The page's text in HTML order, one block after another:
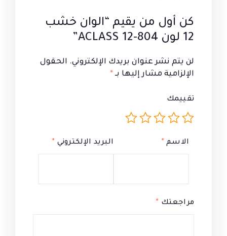
كن أول من يقيم “الوان خشب
12 لون 804-12 ACLASS”
لن يتم نشر عنوان بريدك الإلكتروني. الحقول
الإلزامية مشار إليها بـ *
تقييمك
مراجعتك *
الاسم * البريد الإلكتروني *